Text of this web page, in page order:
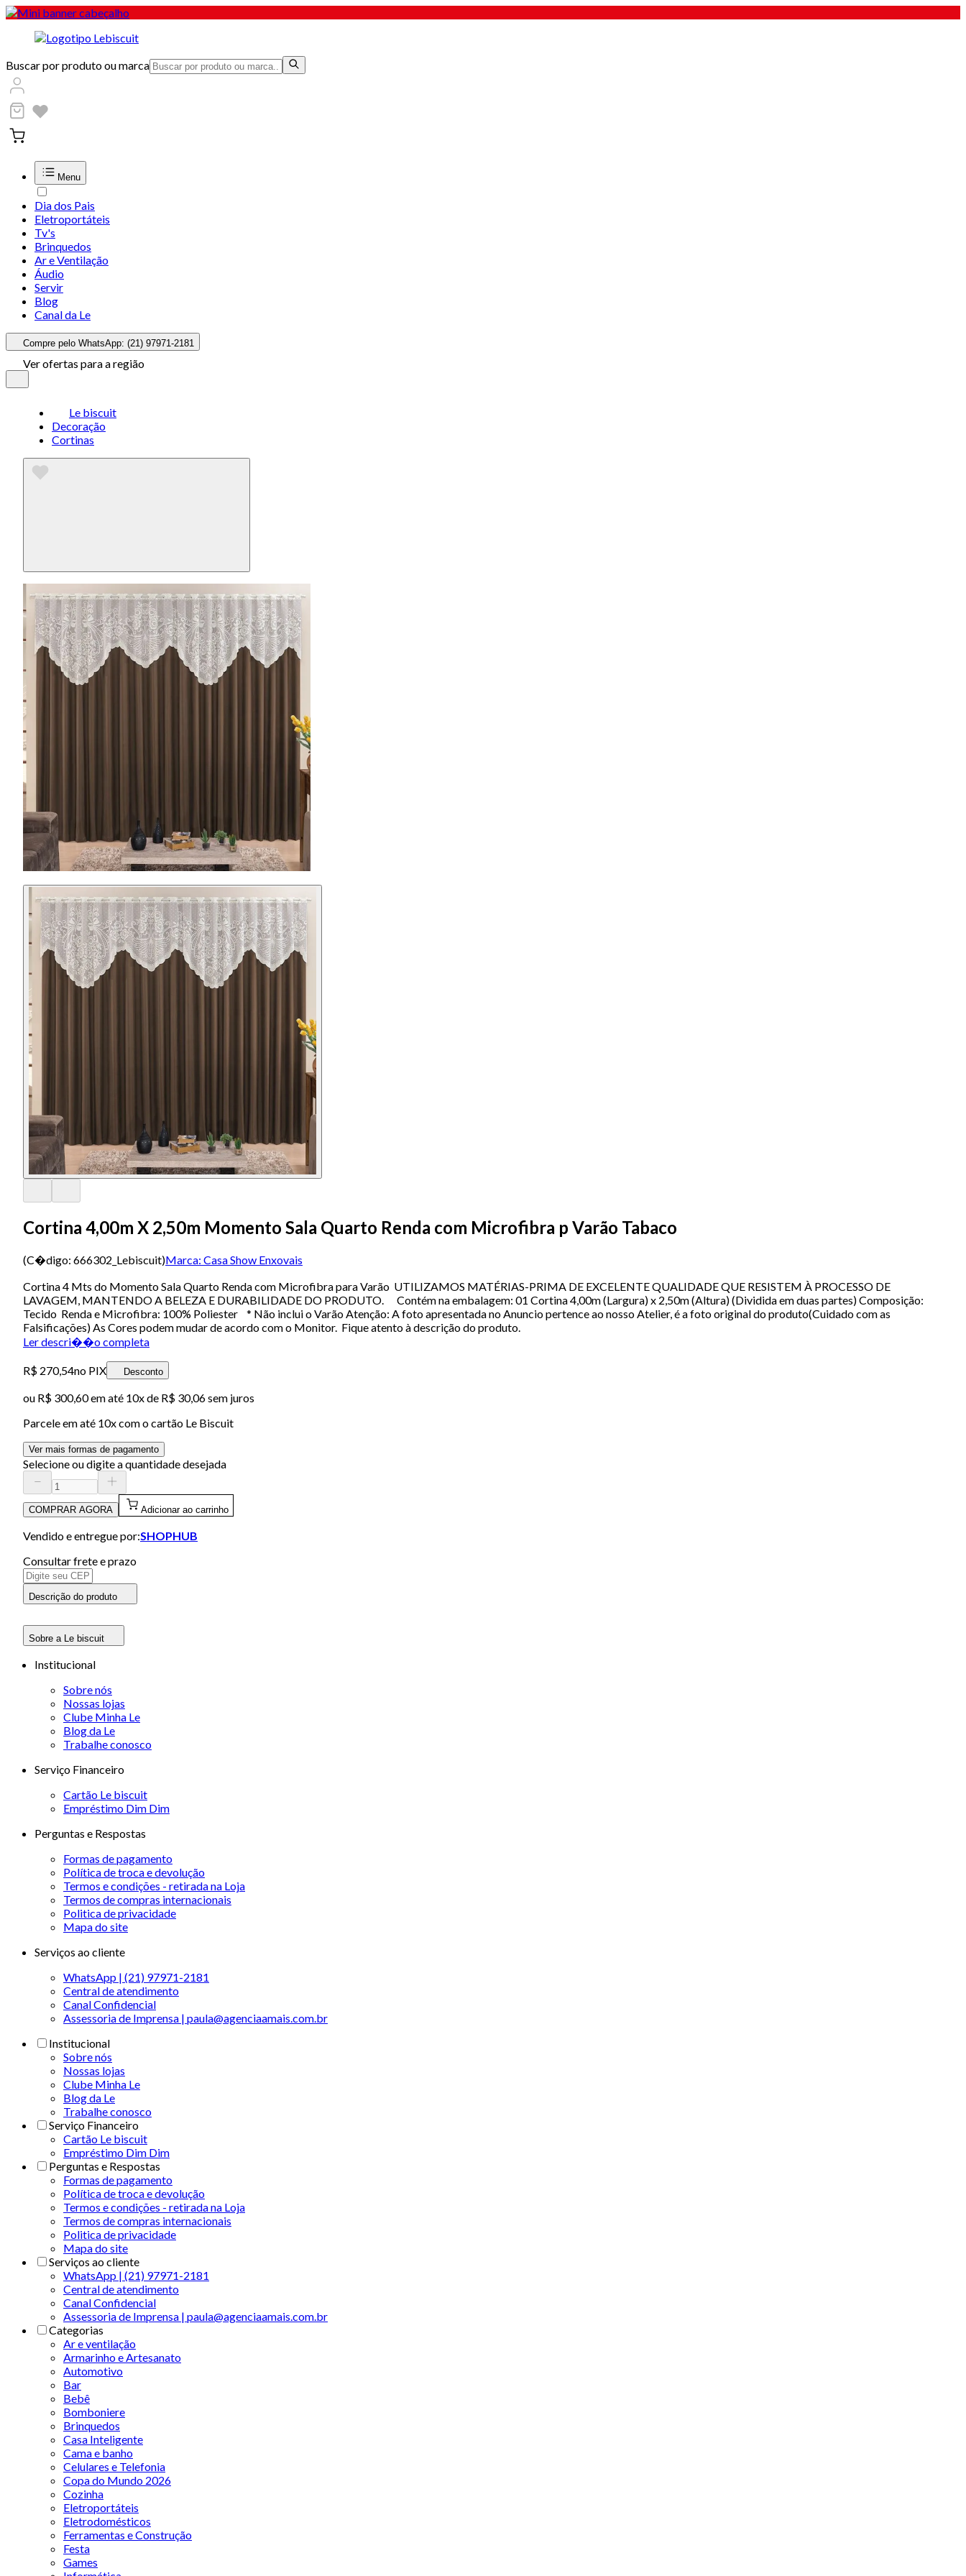
Buscar por produto ou marca
Menu
Dia dos Pais
Eletroportáteis
Tv's
Brinquedos
Ar e Ventilação
Áudio
Servir
Blog
Canal da Le
Compre pelo WhatsApp: (21) 97971-2181
Ver ofertas para a região
Le biscuit
Decoração
Cortinas
Cortina 4,00m X 2,50m Momento Sala Quarto Renda com Microfibra p Varão Tabaco
(C�digo: 666302_Lebiscuit)Marca: Casa Show Enxovais
Cortina 4 Mts do Momento Sala Quarto Renda com Microfibra para Varão UTILIZAMOS MATÉRIAS-PRIMA DE EXCELENTE QUALIDADE QUE RESISTEM À PROCESSO DE
LAVAGEM, MANTENDO A BELEZA E DURABILIDADE DO PRODUTO. Contém na embalagem: 01 Cortina 4,00m (Largura) x 2,50m (Altura) (Dividida em duas partes) Composição:
Tecido Renda e Microfibra: 100% Poliester * Não inclui o Varão Atenção: A foto apresentada no Anuncio pertence ao nosso Atelier, é a foto original do produto(Cuidado com as
Falsificações) As Cores podem mudar de acordo com o Monitor. Fique atento à descrição do produto.
Ler descri��o completa
R$ 270,54no PIX Desconto
ou R$ 300,60em até 10x de R$ 30,06 sem juros
Parcele em até 10x com o cartão Le Biscuit
Ver mais formas de pagamento
Selecione ou digite a quantidade desejada
COMPRAR AGORA Adicionar ao carrinho
Vendido e entregue por:SHOPHUB
Consultar frete e prazo
Descrição do produto
Sobre a Le biscuit
Institucional
Sobre nós
Nossas lojas
Clube Minha Le
Blog da Le
Trabalhe conosco
Serviço Financeiro
Cartão Le biscuit
Empréstimo Dim Dim
Perguntas e Respostas
Formas de pagamento
Política de troca e devolução
Termos e condições - retirada na Loja
Termos de compras internacionais
Politica de privacidade
Mapa do site
Serviços ao cliente
WhatsApp | (21) 97971-2181
Central de atendimento
Canal Confidencial
Assessoria de Imprensa | paula@agenciaamais.com.br
Institucional
Sobre nós
Nossas lojas
Clube Minha Le
Blog da Le
Trabalhe conosco
Serviço Financeiro
Cartão Le biscuit
Empréstimo Dim Dim
Perguntas e Respostas
Formas de pagamento
Política de troca e devolução
Termos e condições - retirada na Loja
Termos de compras internacionais
Politica de privacidade
Mapa do site
Serviços ao cliente
WhatsApp | (21) 97971-2181
Central de atendimento
Canal Confidencial
Assessoria de Imprensa | paula@agenciaamais.com.br
Categorias
Ar e ventilação
Armarinho e Artesanato
Automotivo
Bar
Bebê
Bomboniere
Brinquedos
Casa Inteligente
Cama e banho
Celulares e Telefonia
Copa do Mundo 2026
Cozinha
Eletroportáteis
Eletrodomésticos
Ferramentas e Construção
Festa
Games